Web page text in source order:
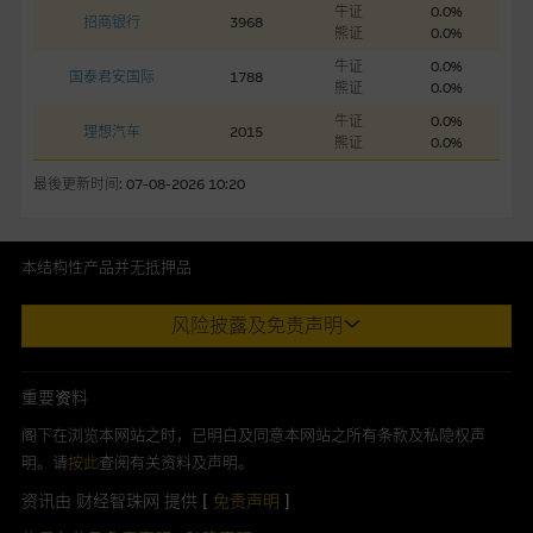
招商银行 3968
牛证
熊证
0.0%
0.0%
国泰君安国际 1788
牛证
熊证
0.0%
0.0%
理想汽车 2015
牛证
熊证
0.0%
0.0%
最後更新时间: 07-08-2026 10:20
事丶高层职员丶雇员或代理人不作陈述，亦不保证网站内容，或
整丶合时及准确，对任何因任何形式(包括疏忽)由於网站内容的
错误丶失实丶遗漏丶或任何人士对网站内容的依赖而导致的损失
或损毁，亦一概不会承担责任或债务。
本使用条款的所有方面均受香港法例管限。
无法收回部份或全部应收款项。结构性产品价格可升可跌。过往
表现并不反映未来表现。产品的第二市场可能有限而麦格理资本
www.warrants.com.hk
备有强制赎回机制可能被提早终止，届时(i) N类牛熊证投资者会
损失全部投资；而(ii)R类牛熊证之剩馀价值则可能为零。
本结构性产品并无抵押品
此内容来自我们在所示日期时认为可靠之来源，且均以真诚提供。然
而，Macquarie Capital Limited (CE No. AAC 534)(「 MCL 」)不作陈
亦不为资料的准确程度丶完整性及合时性负上责任。
本网址由香港证券及期货事务监察委员会注册交易商MCL提供。MCL为
本文所提及上市股份有关的Macquarie Bank Limited (ABN 46 008
及/或流通量提供者。本网站内容仅为香港居民设计，并只供香港市民使
风险披露及免责声明
重要资料
阁下在浏览本网站之时，已明白及同意本网站之所有条款及私隐权声
明。请按此查阅有关资料及声明。
资讯由 财经智珠网 提供 [ 免责声明 ]